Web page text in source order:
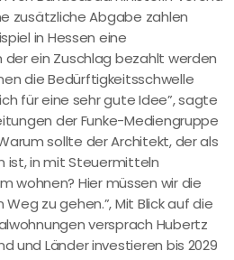
zusätzliche Abgabe zahlen
in Hessen eine
ein Zuschlag bezahlt werden
die Bedürftigkeitsschwelle
für eine sehr gute Idee”, sagte
der Funke-Mediengruppe
sollte der Architekt, der als
ist, in mit Steuermitteln
wohnen? Hier müssen wir die
zu gehen.”, Mit Blick auf die
versprach Hubertz
und Länder investieren bis 2029